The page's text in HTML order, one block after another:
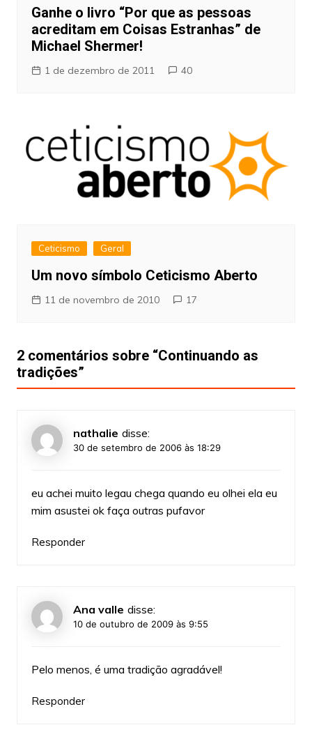
Ganhe o livro “Por que as pessoas
acreditam em Coisas Estranhas” de
Michael Shermer!
1 de dezembro de 2011 40
Ceticismo Geral
Um novo símbolo Ceticismo Aberto
11 de novembro de 2010 17
2 comentários sobre “Continuando as
tradições”
nathalie disse:
30 de setembro de 2006 às 18:29
eu achei muito legau chega quando eu olhei ela eu
mim asustei ok faça outras pufavor
Responder
Ana valle disse:
10 de outubro de 2009 às 9:55
Pelo menos, é uma tradição agradável!
Responder